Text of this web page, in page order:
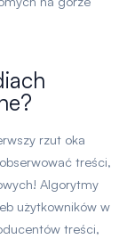
rzut oka
treści,
Algorytmy
użytkowników w
treści,